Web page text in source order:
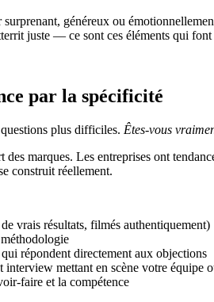
généreux ou
juste — ce sont ces éléments qui font
par la spécificité
plus difficiles. Êtes-vous
marques. Les entreprises ont
construit réellement.
vrais résultats, filmés authentiquement)
répondent directement aux objections
mettant en scène votre équipe
faire et la compétence